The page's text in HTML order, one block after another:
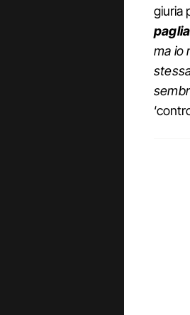
giuria
ma io